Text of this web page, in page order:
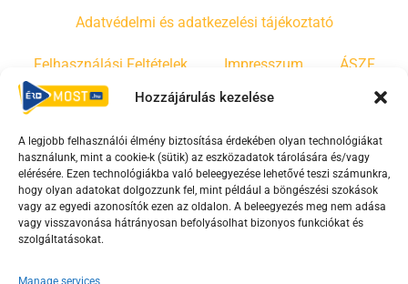
Hozzájárulás kezelése
A legjobb felhasználói élmény biztosítása érdekében olyan technológiákat
használunk, mint a cookie-k (sütik) az eszközadatok tárolására és/vagy
elérésére. Ezen technológiákba való beleegyezése lehetővé teszi számunkra,
hogy olyan adatokat dolgozzunk fel, mint például a böngészési szokások
vagy az egyedi azonosítók ezen az oldalon. A beleegyezés meg nem adása
vagy visszavonása hátrányosan befolyásolhat bizonyos funkciókat és
szolgáltatásokat.
Manage services
Adatvédelmi és adatkezelési tájékoztató
Felhasználási Feltételek Impresszum ÁSZF
Irányelvek Moderálási szabályzat
F
a
c
e
Y
o
u
t
T
i
k